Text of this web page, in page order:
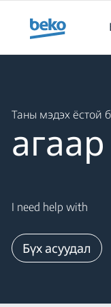
Таны мэдэх ёстой
агаар
I need help with
Бүх асуудал